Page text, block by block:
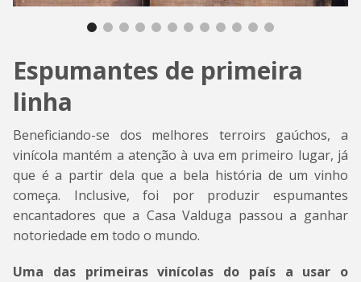
Espumantes de primeira
linha
Beneficiando-se dos melhores terroirs gaúchos, a
vinícola mantém a atenção à uva em primeiro lugar, já
que é a partir dela que a bela história de um vinho
começa. Inclusive, foi por produzir espumantes
encantadores que a Casa Valduga passou a ganhar
notoriedade em todo o mundo.
Uma das primeiras vinícolas do país a usar o